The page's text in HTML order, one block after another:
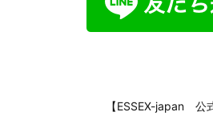
【ESSEX-japan 公